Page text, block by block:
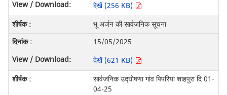
देखें (256 KB)
भू अर्जन की सार्वजनिक सूचना
15/05/2025
देखें (621 KB)
सार्वजनिक उद्घोषणा गांव पिपरिया शाहपुरा दि 01-
04-25